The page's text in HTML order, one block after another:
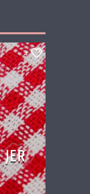
4